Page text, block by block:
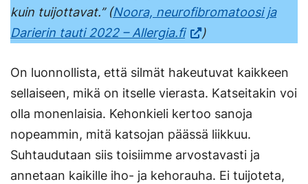
kuin tuijottavat.’’ (Noora, neurofibromatoosi ja
Darierin tauti 2022 – Allergia.fi
)
On luonnollista, että silmät hakeutuvat kaikkeen
sellaiseen, mikä on itselle vierasta. Katseitakin voi
olla monenlaisia. Kehonkieli kertoo sanoja
nopeammin, mitä katsojan päässä liikkuu.
Suhtaudutaan siis toisiimme arvostavasti ja
annetaan kaikille iho- ja kehorauha. Ei tuijoteta,